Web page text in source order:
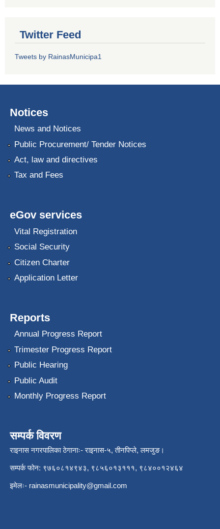
Twitter Feed
Tweets by RainasMunicipa1
Notices
News and Notices
Public Procurement/ Tender Notices
Act, law and directives
Tax and Fees
eGov services
Vital Registration
Social Security
Citizen Charter
Application Letter
Reports
Annual Progress Report
Trimester Progress Report
Public Hearing
Public Audit
Monthly Progress Report
सम्पर्क विवरण
राइनास नगरपालिका ठेगानाः- राइनास-५, तीनपिप्ले, लमजुङ।
सम्पर्क फोन: ९७६०८१४९४३, ९८५६०१३१११, ९८४००१२४६४
इमेलः- rainasmunicipality@gmail.com